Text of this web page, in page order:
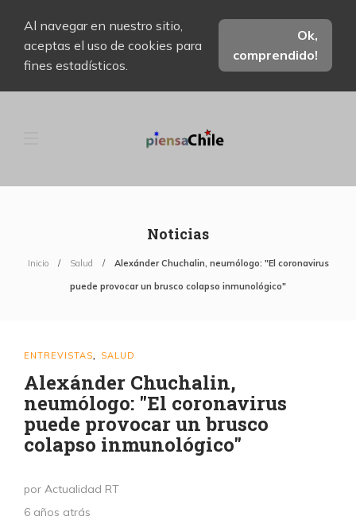
Al navegar en nuestro sitio,
aceptas el uso de cookies para
fines estadísticos.
Ok,
comprendido!
Noticias
Inicio Salud Alexánder Chuchalin, neumólogo: "El coronavirus
puede provocar un brusco colapso inmunológico"
ENTREVISTAS SALUD
Alexánder Chuchalin,
neumólogo: "El coronavirus
puede provocar un brusco
colapso inmunológico"
por Actualidad RT
6 años atrás